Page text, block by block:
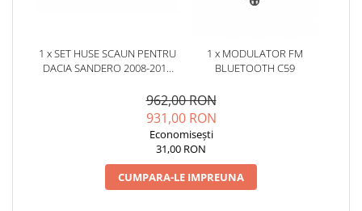
1 x SET HUSE SCAUN PENTRU
DACIA SANDERO 2008-2012
CU TETIERE SPATE IN FORMA
1 x MODULATOR FM
BLUETOOTH C59
962,00 RON
931,00 RON
Economisești
31,00 RON
CUMPARA-LE IMPREUNA